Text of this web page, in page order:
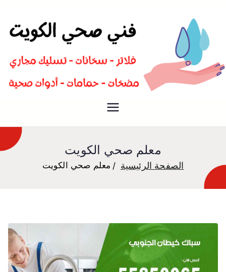
سباك صحي تسليك مجاري افضل
معلم صحي الكويت
الصفحة الرئيسية معلم صحي الكويت